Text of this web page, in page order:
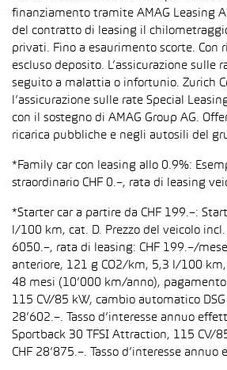
finanziamento tramite AMAG Leasing
del contratto di leasing il
privati. Fino a esaurimento scorte. Con
escluso deposito. L’assicurazione
seguito a malattia o infortunio. Zurich
l’assicurazione sulle rate Special
con il sostegno di AMAG Group AG.
ricarica pubbliche e negli autosili del
*Family car con leasing allo 0.9%:
straordinario CHF 0.–, rata di leasing
*Starter car a partire da CHF 199.–:
l/100 km, cat. D. Prezzo del veicolo
6050.–, rata di leasing: CHF 199.–/
anteriore, 121 g CO2/km, 5,3 l/100 km,
48 mesi (10’000 km/anno),
115 CV/85 kW, cambio automatico
28’602.–. Tasso d’interesse annuo
Sportback 30 TFSI Attraction, 115 CV/
CHF 28’875.–. Tasso d’interesse